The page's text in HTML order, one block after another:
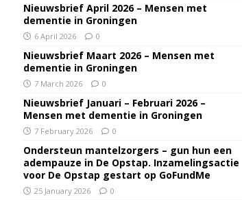
Nieuwsbrief April 2026 – Mensen met
dementie in Groningen
6 April 2026 0
Nieuwsbrief Maart 2026 – Mensen met
dementie in Groningen
7 March 2026 0
Nieuwsbrief Januari – Februari 2026 –
Mensen met dementie in Groningen
7 February 2026 0
Ondersteun mantelzorgers – gun hun een
adempauze in De Opstap. Inzamelingsactie
voor De Opstap gestart op GoFundMe
25 January 2026 0